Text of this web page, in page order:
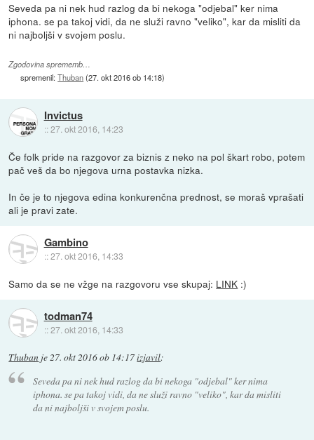
Seveda pa ni nek hud razlog da bi nekoga "odjebal" ker nima
iphona. se pa takoj vidi, da ne služi ravno "veliko", kar da misliti da
ni najboljši v svojem poslu.
Zgodovina sprememb…
spremenil:Thuban(27. okt 2016 ob 14:18)
Invictus
::27. okt 2016, 14:23
Če folk pride na razgovor za biznis z neko na pol škart robo, potem
pač veš da bo njegova urna postavka nizka.
In če je to njegova edina konkurenčna prednost, se moraš vprašati
ali je pravi zate.
Gambino
::27. okt 2016, 14:33
Samo da se ne vžge na razgovoru vse skupaj: LINK :)
todman74
::27. okt 2016, 14:33
Thuban je27. okt 2016 ob 14:17izjavil:
Seveda pa ni nek hud razlog da bi nekoga "odjebal" ker nima
iphona. se pa takoj vidi, da ne služi ravno "veliko", kar da misliti
da ni najboljši v svojem poslu.